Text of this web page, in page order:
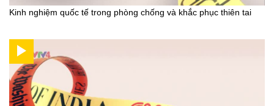
Kinh nghiệm quốc tế trong phòng chống và khắc phục thiên tai